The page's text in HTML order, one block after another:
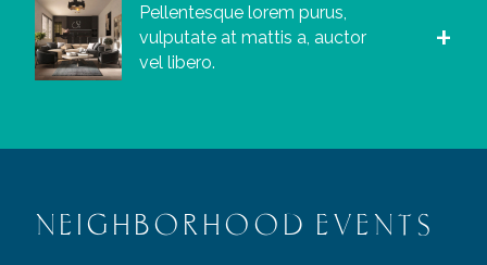
Pellentesque lorem purus,
vulputate at mattis a, auctor
vel libero.
NEIGHBORHOOD EVENTS